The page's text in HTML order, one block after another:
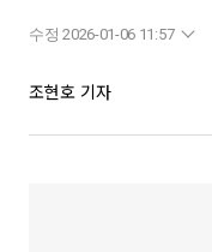
수정 2026-01-06 11:57
조현호 기자